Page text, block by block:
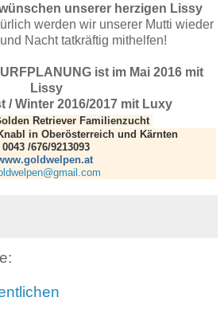
unserer herzigen Lissy
werden wir unserer Mutti wieder
Nacht tatkräftig mithelfen!
ist im Mai 2016 mit
Lissy
/ Winter 2016/2017 mit Luxy
Retriever Familienzucht
in Oberösterreich und Kärnten
0043 /676/9213093